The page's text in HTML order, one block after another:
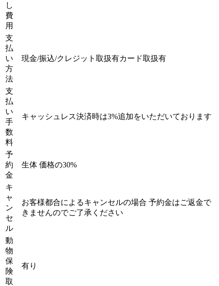
し
費
用
支
払
い
方
法
現金/振込/クレジット取扱有カード取扱有
支
払
い
手
数
料
キャッシュレス決済時は3%追加をいただいております
予
約
金
生体 価格の30%
キ
ャ
ン
セ
ル
お客様都合によるキャンセルの場合 予約金はご返金で
きませんのでご了承ください
動
物
保
険
取
有り